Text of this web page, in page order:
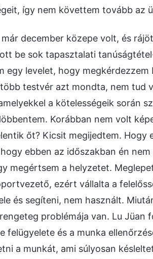
így nem követtem tovább az
december közepe volt, és
be sok tapasztalati
egy levelet, hogy
testvér azt mondta, nem tud
a kötelességeik során
Korábban nem volt
őt? Kicsit megijedtem. Hogy
ebben az időszakban én
megértsem a helyzetet.
ezért vállalta a
és segíteni, nem használt.
problémája van. Lu Jüan
felügyelete és a munka
a munkát, ami súlyosan